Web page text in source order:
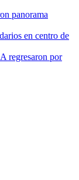
panorama
en centro de
regresaron por